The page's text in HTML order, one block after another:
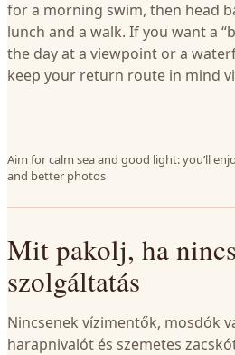
for a morning swim, then head
lunch and a walk. If you want a
the day at a viewpoint or a
keep your return route in mind
Aim for calm sea and good light: you’ll
and better photos
Mit pakolj, ha
szolgáltatás
Nincsenek vízimentők, mosdók
harapnivalót és szemetes